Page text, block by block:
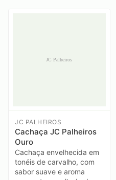
JC PALHEIROS
Cachaça JC Palheiros
Ouro
Cachaça envelhecida em
tonéis de carvalho, com
sabor suave e aroma